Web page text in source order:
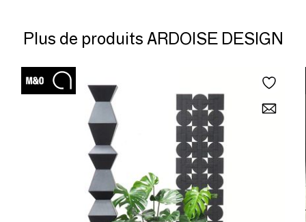
Plus de produits ARDOISE DESIGN